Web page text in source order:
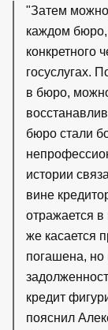
"Затем можно
каждом бюро,
конкретного
госуслугах.
в бюро,
бюро стали
истории
вине
отражается в
же касается
погашена, но
кредит
пояснил